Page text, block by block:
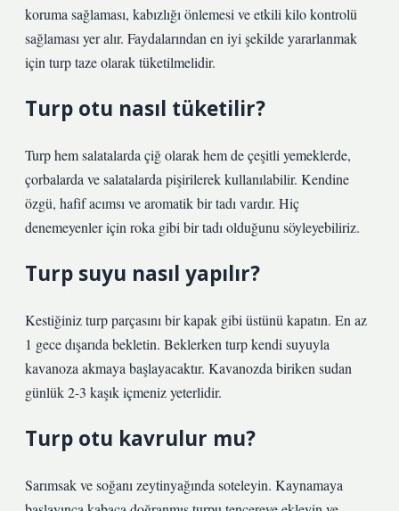
koruma sağlaması, kabızlığı önlemesi ve etkili kilo kontrolü
sağlaması yer alır. Faydalarından en iyi şekilde yararlanmak
için turp taze olarak tüketilmelidir.
Turp otu nasıl tüketilir?
Turp hem salatalarda çiğ olarak hem de çeşitli yemeklerde,
çorbalarda ve salatalarda pişirilerek kullanılabilir. Kendine
özgü, hafif acımsı ve aromatik bir tadı vardır. Hiç
denemeyenler için roka gibi bir tadı olduğunu söyleyebiliriz.
Turp suyu nasıl yapılır?
Kestiğiniz turp parçasını bir kapak gibi üstünü kapatın. En az
1 gece dışarıda bekletin. Beklerken turp kendi suyuyla
kavanoza akmaya başlayacaktır. Kavanozda biriken sudan
günlük 2-3 kaşık içmeniz yeterlidir.
Turp otu kavrulur mu?
Sarımsak ve soğanı zeytinyağında soteleyin. Kaynamaya